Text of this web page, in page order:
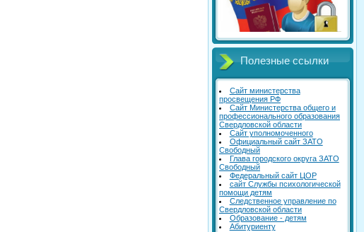
Полезные ссылки
Сайт министерства
просвещения РФ
Сайт Министерства общего и
профессионального образования
Свердловской области
Сайт уполномоченного
Официальный сайт ЗАТО
Свободный
Глава городского округа ЗАТО
Свободный
Федеральный сайт ЦОР
сайт Службы психологической
помощи детям
Следственное управление по
Свердловской области
Образование - детям
Абитуриенту